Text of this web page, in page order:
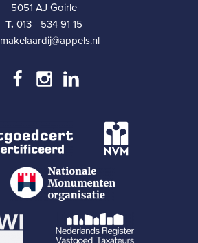
5051 AJ Goirle
T. 013 - 534 91 15
makelaardij@appels.nl